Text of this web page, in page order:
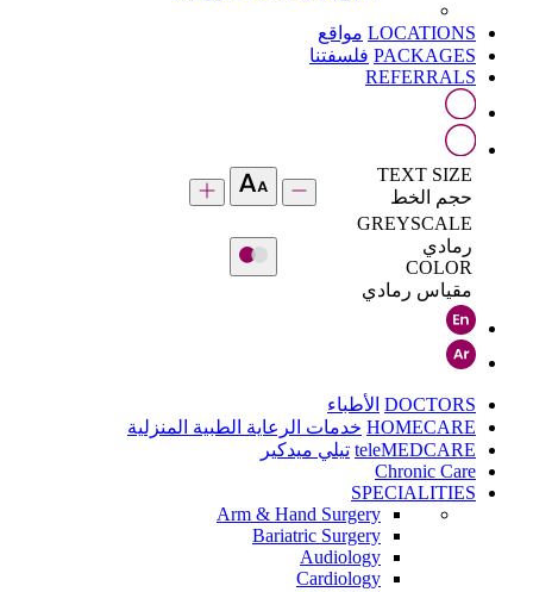
LOCATIONS مواقع
PACKAGES فلسفتنا
REFERRALS
TEXT SIZE
حجم الخط
GREYSCALE
رمادي
COLOR
مقياس رمادي
DOCTORS الأطباء
HOMECARE خدمات الرعاية الطبية المنزلية
teleMEDCARE تيلي ميدكير
Chronic Care
SPECIALITIES
Arm & Hand Surgery
Bariatric Surgery
Audiology
Cardiology